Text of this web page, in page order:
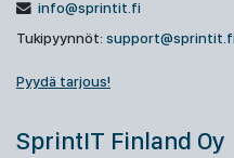
info@sprintit.fi
Tukipyynnöt: support@sprintit.fi
Pyydä tarjous!
SprintIT Finland Oy